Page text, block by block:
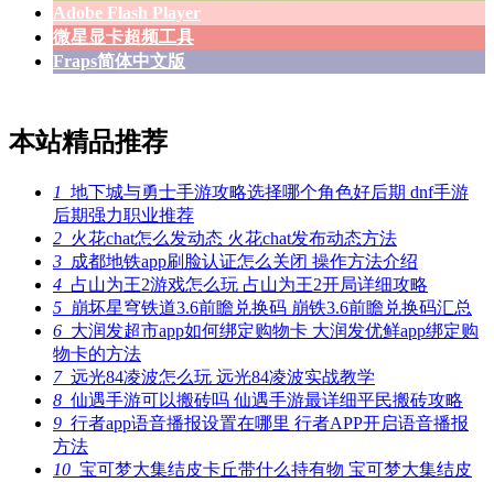
Adobe Flash Player
微星显卡超频工具
Fraps简体中文版
本站精品推荐
1 地下城与勇士手游攻略选择哪个角色好后期 dnf手游
后期强力职业推荐
2 火花chat怎么发动态 火花chat发布动态方法
3 成都地铁app刷脸认证怎么关闭 操作方法介绍
4 占山为王2游戏怎么玩 占山为王2开局详细攻略
5 崩坏星穹铁道3.6前瞻兑换码 崩铁3.6前瞻兑换码汇总
6 大润发超市app如何绑定购物卡 大润发优鲜app绑定购
物卡的方法
7远光84凌波怎么玩 远光84凌波实战教学
8 仙遇手游可以搬砖吗 仙遇手游最详细平民搬砖攻略
9 行者app语音播报设置在哪里 行者APP开启语音播报
方法
10 宝可梦大集结皮卡丘带什么持有物 宝可梦大集结皮